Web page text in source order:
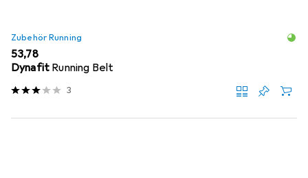
Zubehör Running
EUR
53,78
Dynafit Running Belt
3